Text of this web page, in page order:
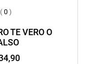
( 0 )
TE VERO O